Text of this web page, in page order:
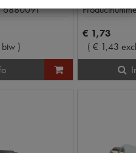
6880091
)
€ 1,73
( € 1,43